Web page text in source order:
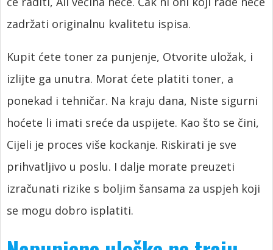
zadržati originalnu kvalitetu ispisa.
Kupit ćete toner za punjenje, Otvorite uložak, i
izlijte ga unutra. Morat ćete platiti toner, a
ponekad i tehničar. Na kraju dana, Niste sigurni
hoćete li imati sreće da uspijete. Kao što se čini,
Cijeli je proces više kockanje. Riskirati je sve
prihvatljivo u poslu. I dalje morate preuzeti
izračunati rizike s boljim šansama za uspjeh koji
se mogu dobro isplatiti.